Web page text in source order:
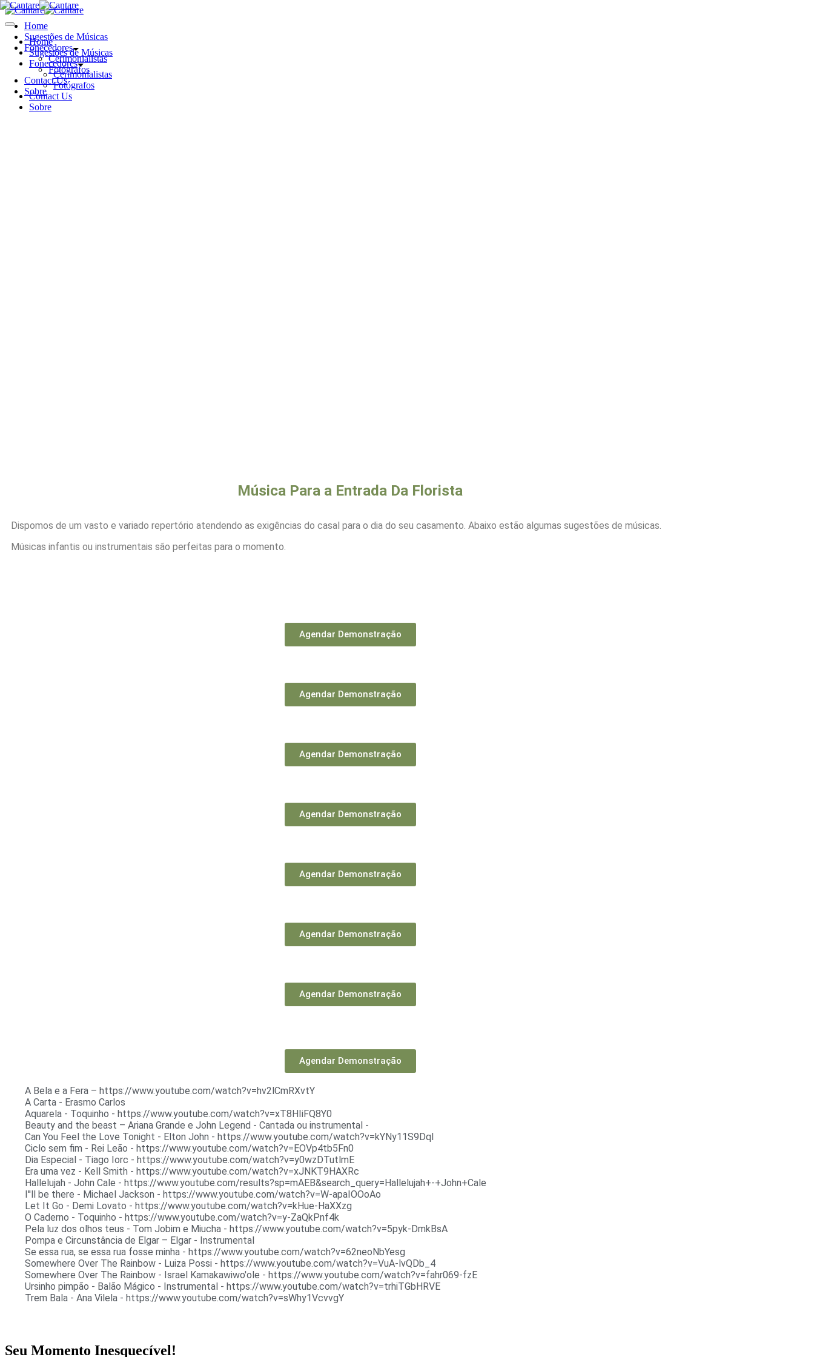
Home
Sugestões de Músicas
Fonecedores
Cerimonialistas
Fotógrafos
Contact Us
Sobre
Home
Sugestões de Músicas
Fonecedores
Cerimonialistas
Fotógrafos
Contact Us
Sobre
Música Para a Entrada Da Florista
Dispomos de um vasto e variado repertório atendendo as exigências do casal para o dia do seu casamento. Abaixo estão algumas sugestões de músicas.
Músicas infantis ou instrumentais são perfeitas para o momento.
Agendar Demonstração
Agendar Demonstração
Agendar Demonstração
Agendar Demonstração
Agendar Demonstração
Agendar Demonstração
Agendar Demonstração
Agendar Demonstração
A Bela e a Fera – https://www.youtube.com/watch?v=hv2lCmRXvtY
A Carta - Erasmo Carlos
Aquarela - Toquinho - https://www.youtube.com/watch?v=xT8HIiFQ8Y0
Beauty and the beast – Ariana Grande e John Legend - Cantada ou instrumental -
Can You Feel the Love Tonight - Elton John - https://www.youtube.com/watch?v=kYNy11S9DqI
Ciclo sem fim - Rei Leão - https://www.youtube.com/watch?v=EOVp4tb5Fn0
Dia Especial - Tiago Iorc - https://www.youtube.com/watch?v=y0wzDTutlmE
Era uma vez - Kell Smith - https://www.youtube.com/watch?v=xJNKT9HAXRc
Hallelujah - John Cale - https://www.youtube.com/results?sp=mAEB&search_query=Hallelujah+-+John+Cale
I''ll be there - Michael Jackson - https://www.youtube.com/watch?v=W-apaIOOoAo
Let It Go - Demi Lovato - https://www.youtube.com/watch?v=kHue-HaXXzg
O Caderno - Toquinho - https://www.youtube.com/watch?v=y-ZaQkPnf4k
Pela luz dos olhos teus - Tom Jobim e Miucha - https://www.youtube.com/watch?v=5pyk-DmkBsA
Pompa e Circunstância de Elgar – Elgar - Instrumental
Se essa rua, se essa rua fosse minha - https://www.youtube.com/watch?v=62neoNbYesg
Somewhere Over The Rainbow - Luiza Possi - https://www.youtube.com/watch?v=VuA-lvQDb_4
Somewhere Over The Rainbow - Israel Kamakawiwo'ole - https://www.youtube.com/watch?v=fahr069-fzE
Ursinho pimpão - Balão Mágico - Instrumental - https://www.youtube.com/watch?v=trhiTGbHRVE
Trem Bala - Ana Vilela - https://www.youtube.com/watch?v=sWhy1VcvvgY
Seu Momento Inesquecível!